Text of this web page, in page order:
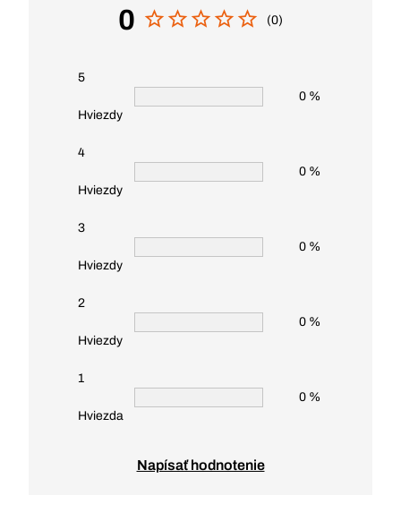
0 (0)
5
Hviezdy
0 %
4
Hviezdy
0 %
3
Hviezdy
0 %
2
Hviezdy
0 %
1
Hviezda
0 %
Napísať hodnotenie